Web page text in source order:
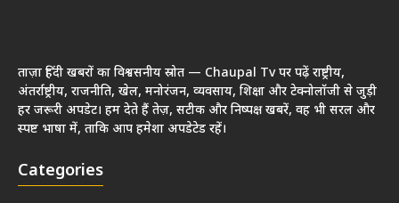
ताज़ा हिंदी खबरों का विश्वसनीय स्रोत — Chaupal Tv पर पढ़ें राष्ट्रीय,
अंतर्राष्ट्रीय, राजनीति, खेल, मनोरंजन, व्यवसाय, शिक्षा और टेक्नोलॉजी से जुड़ी
हर जरूरी अपडेट। हम देते हैं तेज़, सटीक और निष्पक्ष खबरें, वह भी सरल और
स्पष्ट भाषा में, ताकि आप हमेशा अपडेटेड रहें।
Categories